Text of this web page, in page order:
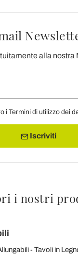
alla nostra
i Termini di utilizzo dei
Iscriviti
i nostri
Tavoli in